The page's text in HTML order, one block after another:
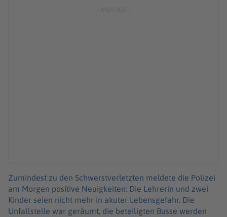
Zumindest zu den Schwerstverletzten meldete die Polizei
am Morgen positive Neuigkeiten: Die Lehrerin und zwei
Kinder seien nicht mehr in akuter Lebensgefahr. Die
Unfallstelle war geräumt, die beteiligten Busse werden